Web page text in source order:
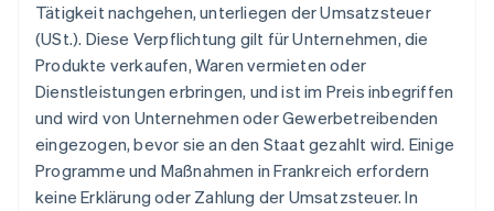
Tätigkeit nachgehen, unterliegen der Umsatzsteuer
(USt.). Diese Verpflichtung gilt für Unternehmen, die
Produkte verkaufen, Waren vermieten oder
Dienstleistungen erbringen, und ist im Preis inbegriffen
und wird von Unternehmen oder Gewerbetreibenden
eingezogen, bevor sie an den Staat gezahlt wird. Einige
Programme und Maßnahmen in Frankreich erfordern
keine Erklärung oder Zahlung der Umsatzsteuer. In